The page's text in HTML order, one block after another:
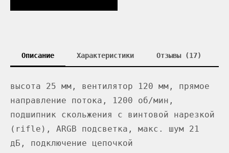
Описание Характеристики Отзывы (17)
высота 25 мм, вентилятор 120 мм, прямое
направление потока, 1200 об/мин,
подшипник скольжения с винтовой нарезкой
(rifle), ARGB подсветка, макс. шум 21
дБ, подключение цепочкой